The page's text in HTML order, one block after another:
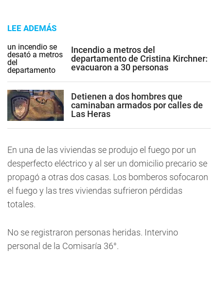
LEE ADEMÁS
Incendio a metros del
departamento de Cristina Kirchner:
evacuaron a 30 personas
Detienen a dos hombres que
caminaban armados por calles de
Las Heras
En una de las viviendas se produjo el fuego por un
desperfecto eléctrico y al ser un domicilio precario se
propagó a otras dos casas. Los bomberos sofocaron
el fuego y las tres viviendas sufrieron pérdidas
totales.
No se registraron personas heridas. Intervino
personal de la Comisaría 36°.